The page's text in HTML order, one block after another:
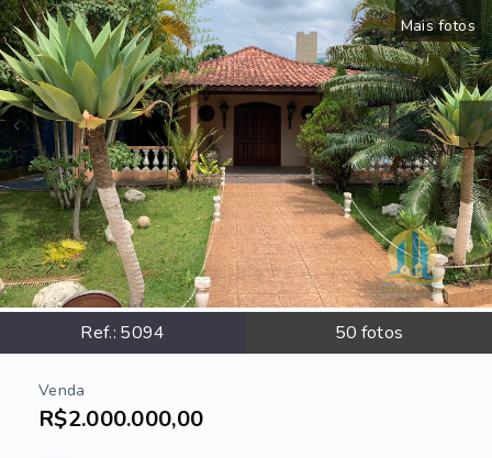
Mais fotos
Ref.: 5094 50 fotos
Venda
R$2.000.000,00